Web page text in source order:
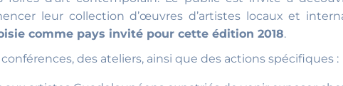
leur collection d’œuvres d’artistes locaux et
comme pays invité pour cette édition 2018.
des ateliers, ainsi que des actions spécifiques :